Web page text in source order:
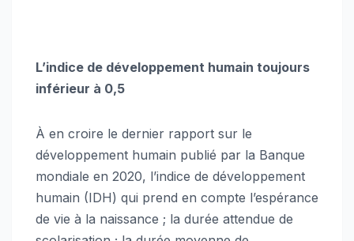
L’indice de développement humain toujours
inférieur à 0,5
À en croire le dernier rapport sur le
développement humain publié par la Banque
mondiale en 2020, l’indice de développement
humain (IDH) qui prend en compte l’espérance
de vie à la naissance ; la durée attendue de